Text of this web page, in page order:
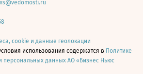
cookie и данные геолокации
использования содержатся в Политике
персональных данных АО «Бизнес Ньюс